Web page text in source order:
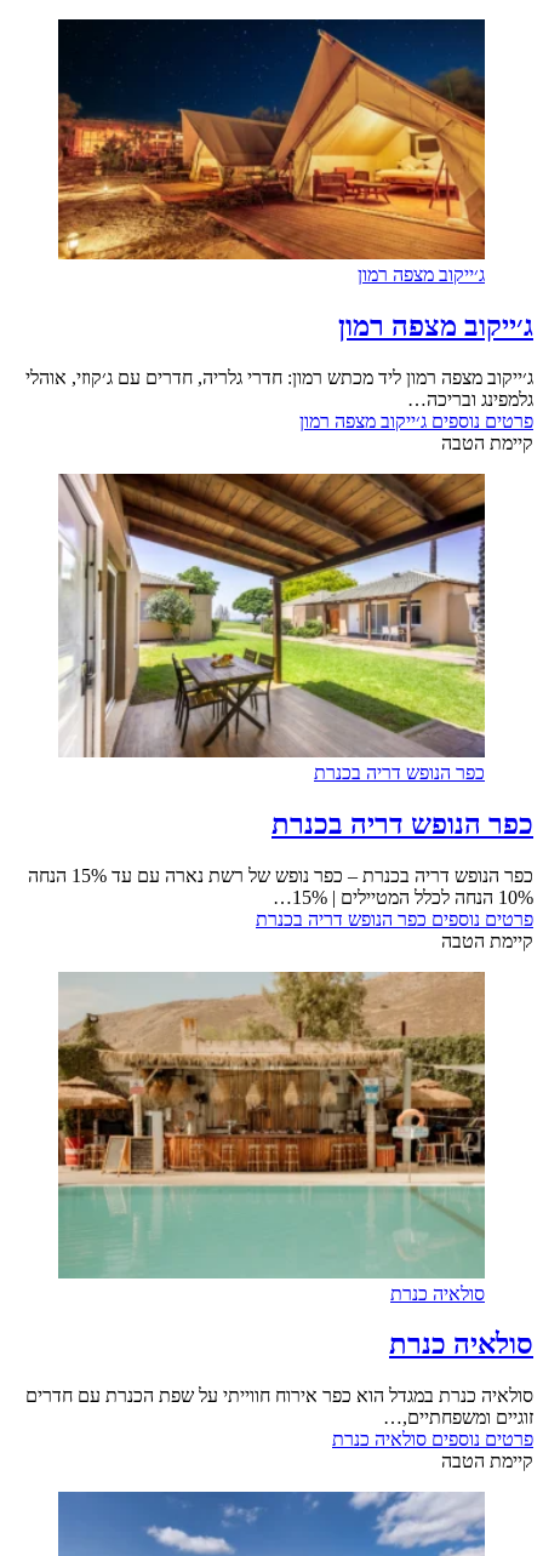
ג׳ייקוב מצפה רמון
ג׳ייקוב מצפה רמון
ג׳ייקוב מצפה רמון ליד מכתש רמון: חדרי גלריה, חדרים עם ג׳קוזי, אוהלי
גלמפינג ובריכה…
פרטים נוספים ג׳ייקוב מצפה רמון
קיימת הטבה
כפר הנופש דריה בכנרת
כפר הנופש דריה בכנרת
כפר הנופש דריה בכנרת – כפר נופש של רשת נארה עם עד 15% הנחה
10% הנחה לכלל המטיילים | 15%…
פרטים נוספים כפר הנופש דריה בכנרת
קיימת הטבה
סולאיה כנרת
סולאיה כנרת
סולאיה כנרת במגדל הוא כפר אירוח חווייתי על שפת הכנרת עם חדרים
זוגיים ומשפחתיים,…
פרטים נוספים סולאיה כנרת
קיימת הטבה